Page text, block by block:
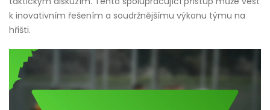
k inovativním řešením a soudržnějšímu výkonu týmu na
hřišti.